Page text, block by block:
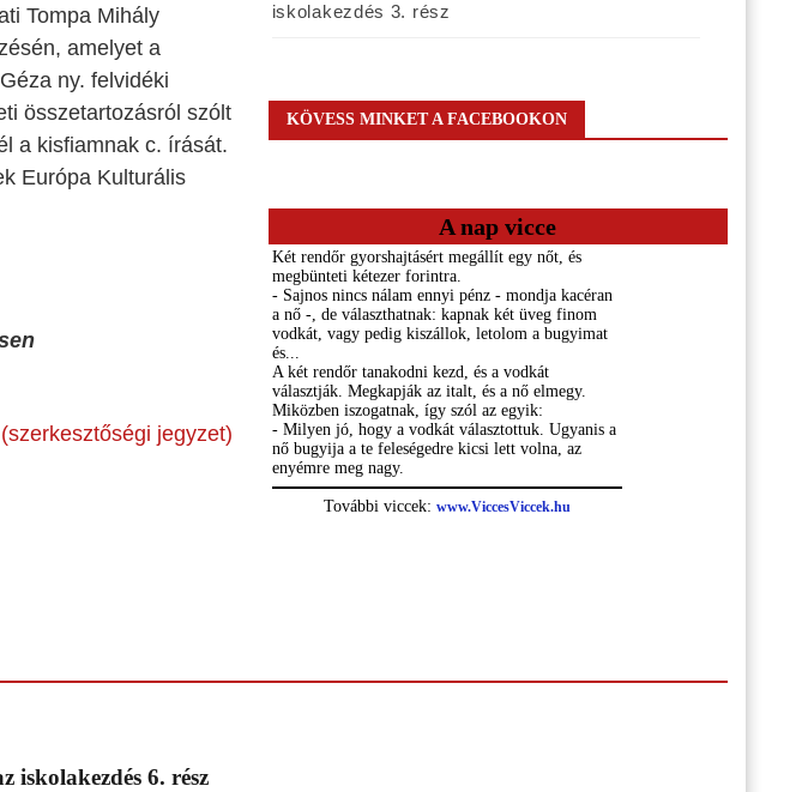
Tompa Mihály
amelyet a
ny. felvidéki
összetartozásról szólt
a kisfiamnak c. írását.
Európa Kulturális
jegyzet)
iskolakezdés 3. rész
KÖVESS MINKET A FACEBOOKON
A nap vicce
iskolakezdés 6. rész